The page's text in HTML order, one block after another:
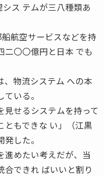
ス テムが三八種類あ
航空サービスなどを持
二〇〇億円と日本 でも
、物流システム への本
いる。
見せるシステムを持って
ともできな い」（江黒
した。
進めたい考えだが、当
できれ ばいいと割り